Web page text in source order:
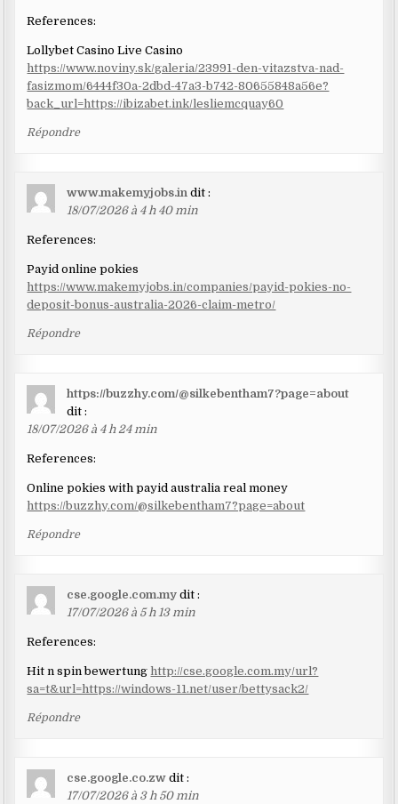
References:
Lollybet Casino Live Casino
https://www.noviny.sk/galeria/23991-den-vitazstva-nad-
fasizmom/6444f30a-2dbd-47a3-b742-80655848a56e?
back_url=https://ibizabet.ink/lesliemcquay60
Répondre
www.makemyjobs.in dit :
18/07/2026 à 4 h 40 min
References:
Payid online pokies
https://www.makemyjobs.in/companies/payid-pokies-no-
deposit-bonus-australia-2026-claim-metro/
Répondre
https://buzzhy.com/@silkebentham7?page=about
dit :
18/07/2026 à 4 h 24 min
References:
Online pokies with payid australia real money
https://buzzhy.com/@silkebentham7?page=about
Répondre
cse.google.com.my dit :
17/07/2026 à 5 h 13 min
References:
Hit n spin bewertung http://cse.google.com.my/url?
sa=t&url=https://windows-11.net/user/bettysack2/
Répondre
cse.google.co.zw dit :
17/07/2026 à 3 h 50 min